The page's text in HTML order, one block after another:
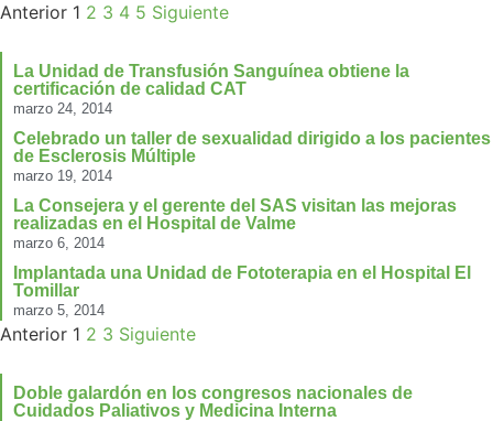
Anterior 1 2 3 4 5 Siguiente
La Unidad de Transfusión Sanguínea obtiene la
certificación de calidad CAT
marzo 24, 2014
Celebrado un taller de sexualidad dirigido a los pacientes
de Esclerosis Múltiple
marzo 19, 2014
La Consejera y el gerente del SAS visitan las mejoras
realizadas en el Hospital de Valme
marzo 6, 2014
Implantada una Unidad de Fototerapia en el Hospital El
Tomillar
marzo 5, 2014
Anterior 1 2 3 Siguiente
Doble galardón en los congresos nacionales de
Cuidados Paliativos y Medicina Interna